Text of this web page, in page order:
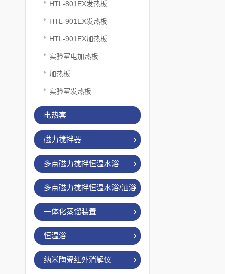
HTL-801EX发热板
HTL-901EX发热板
HTL-901EX加热板
实验室电加热板
加热板
实验室发热板
电热套
磁力搅拌器
多点磁力搅拌恒温水浴
多点磁力搅拌恒温水浴/油浴
一体化蒸馏装置
恒温浴
纳米陶瓷红外消解仪